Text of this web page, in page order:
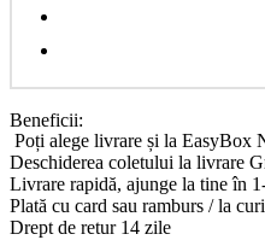
Beneficii:
Poți alege livrare și la EasyBox
Deschiderea coletului la livrare
Livrare rapidă, ajunge la tine în
Plată cu card sau ramburs / la
Drept de retur 14 zile